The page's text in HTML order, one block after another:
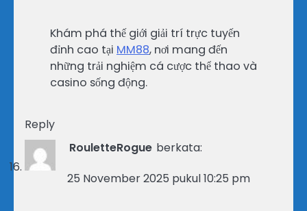
Khám phá thế giới giải trí trực tuyến
đỉnh cao tại MM88, nơi mang đến
những trải nghiệm cá cược thể thao và
casino sống động.
Reply
RouletteRogue berkata:
25 November 2025 pukul 10:25 pm